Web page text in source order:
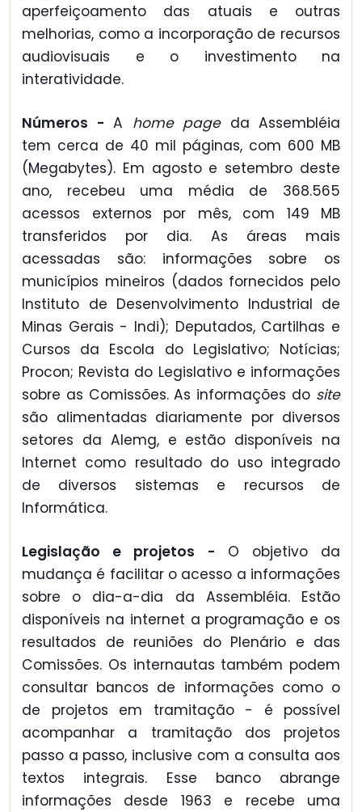
aperfeiçoamento das atuais e outras
melhorias, como a incorporação de recursos
audiovisuais e o investimento na
interatividade.
Números - A home pageda Assembléia
tem cerca de 40 mil páginas, com 600 MB
(Megabytes). Em agosto e setembro deste
ano, recebeu uma média de 368.565
acessos externos por mês, com 149 MB
transferidos por dia. As áreas mais
acessadas são: informações sobre os
municípios mineiros (dados fornecidos pelo
Instituto de Desenvolvimento Industrial de
Minas Gerais - Indi); Deputados, Cartilhas e
Cursos da Escola do Legislativo; Notícias;
Procon; Revista do Legislativo e informações
sobre as Comissões. As informações do site
são alimentadas diariamente por diversos
setores da Alemg, e estão disponíveis na
Internet como resultado do uso integrado
de diversos sistemas e recursos de
Informática.
Legislação e projetos - O objetivo da
mudança é facilitar o acesso a informações
sobre o dia-a-dia da Assembléia. Estão
disponíveis na internet a programação e os
resultados de reuniões do Plenário e das
Comissões. Os internautas também podem
consultar bancos de informações como o
de projetos em tramitação - é possível
acompanhar a tramitação dos projetos
passo a passo, inclusive com a consulta aos
textos integrais. Esse banco abrange
informações desde 1963 e recebe uma